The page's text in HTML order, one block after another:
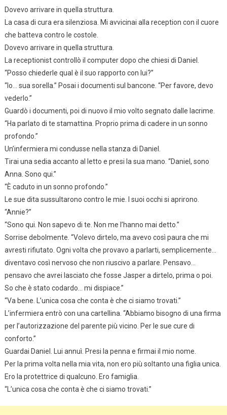
Dovevo arrivare in quella struttura.
La casa di cura era silenziosa. Mi avvicinai alla reception con il cuore
che batteva contro le costole.
Dovevo arrivare in quella struttura.
La receptionist controllò il computer dopo che chiesi di Daniel.
“Posso chiederle qual è il suo rapporto con lui?”
“Io… sua sorella.” Posai i documenti sul bancone. “Per favore, devo
vederlo.”
Guardò i documenti, poi di nuovo il mio volto segnato dalle lacrime.
“Ha parlato di te stamattina. Proprio prima di cadere in un sonno
profondo.”
Un’infermiera mi condusse nella stanza di Daniel.
Tirai una sedia accanto al letto e presi la sua mano. “Daniel, sono
Anna. Sono qui.”
“È caduto in un sonno profondo.”
Le sue dita sussultarono contro le mie. I suoi occhi si aprirono.
“Annie?”
“Sono qui. Non sapevo di te. Non me l’hanno mai detto.”
Sorrise debolmente. “Volevo dirtelo, ma avevo così paura che mi
avresti rifiutato. Ogni volta che provavo a parlarti, semplicemente…
diventavo così nervoso che non riuscivo a parlare. Pensavo…
pensavo che avrei lasciato che fosse Jasper a dirtelo, prima o poi.
So che è stato codardo… mi dispiace.”
“Va bene. L’unica cosa che conta è che ci siamo trovati.”
L’infermiera entrò con una cartellina. “Abbiamo bisogno di una firma
per l’autorizzazione del parente più vicino. Per le sue cure di
conforto.”
Guardai Daniel. Lui annuì. Presi la penna e firmai il mio nome.
Per la prima volta nella mia vita, non ero più soltanto una figlia unica.
Ero la protettrice di qualcuno. Ero famiglia.
“L’unica cosa che conta è che ci siamo trovati.”